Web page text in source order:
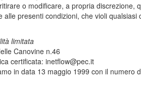
o modificare, a propria discrezione,
alle presenti condizioni, che violi
limitata
Canovine n.46
certificata: inetflow@pec.it
in data 13 maggio 1999 con il numero